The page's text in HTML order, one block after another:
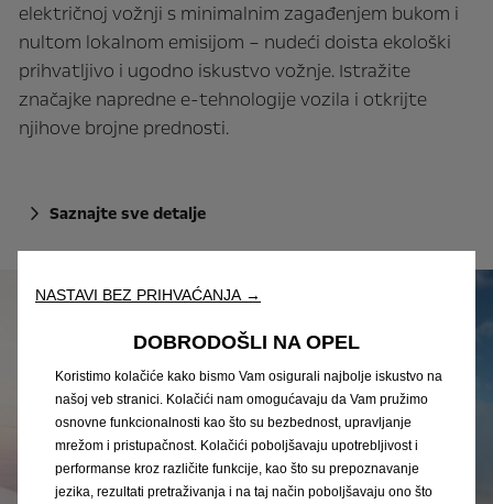
električnoj vožnji s minimalnim zagađenjem bukom i
nultom lokalnom emisijom – nudeći doista ekološki
prihvatljivo i ugodno iskustvo vožnje. Istražite
značajke napredne e-tehnologije vozila i otkrijte
njihove brojne prednosti.
Saznajte sve detalje
NASTAVI BEZ PRIHVAĆANJA →
DOBRODOŠLI NA OPEL
Koristimo kolačiće kako bismo Vam osigurali najbolje iskustvo na
našoj veb stranici. Kolačići nam omogućavaju da Vam pružimo
osnovne funkcionalnosti kao što su bezbednost, upravljanje
mrežom i pristupačnost. Kolačići poboljšavaju upotrebljivost i
performanse kroz različite funkcije, kao što su prepoznavanje
jezika, rezultati pretraživanja i na taj način poboljšavaju ono što